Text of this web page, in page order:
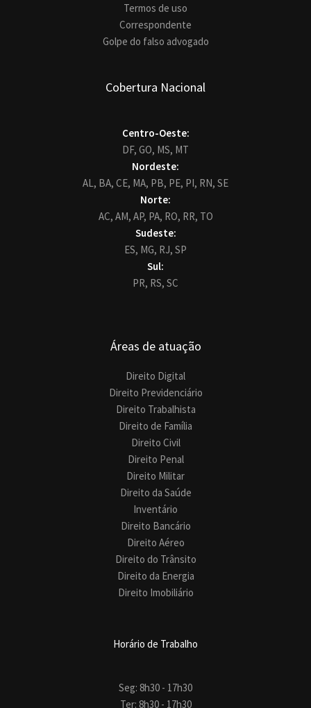
Termos de uso
Correspondente
Golpe do falso advogado
Cobertura Nacional
Centro-Oeste:
DF, GO, MS, MT
Nordeste:
AL, BA, CE, MA, PB, PE, PI, RN, SE
Norte:
AC, AM, AP, PA, RO, RR, TO
Sudeste:
ES, MG, RJ, SP
Sul:
PR, RS, SC
Áreas de atuação
Direito Digital
Direito Previdenciário
Direito Trabalhista
Direito de Família
Direito Civil
Direito Penal
Direito Militar
Direito da Saúde
Inventário
Direito Bancário
Direito Aéreo
Direito do Trânsito
Direito da Energia
Direito Imobiliário
Horário de Trabalho
Seg: 8h30 - 17h30
Ter: 8h30 - 17h30